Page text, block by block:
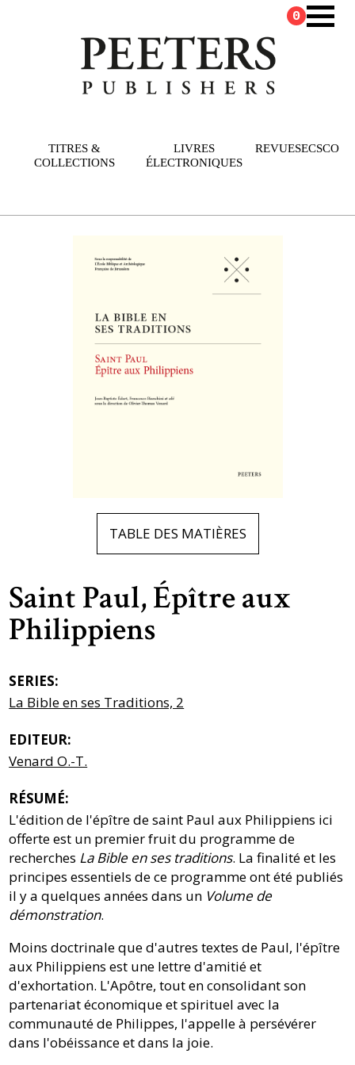
TITRES &
COLLECTIONS
LIVRES
ÉLECTRONIQUES
REVUESECSCO
0
TABLE DES MATIÈRES
Saint Paul, Épître aux
Philippiens
SERIES:
La Bible en ses Traditions, 2
EDITEUR:
Venard O.-T.
RÉSUMÉ:
L'édition de l'épître de saint Paul aux Philippiens ici
offerte est un premier fruit du programme de
recherches La Bible en ses traditions. La finalité et les
principes essentiels de ce programme ont été publiés
il y a quelques années dans un Volume de
démonstration.
Moins doctrinale que d'autres textes de Paul, l'épître
aux Philippiens est une lettre d'amitié et
d'exhortation. L'Apôtre, tout en consolidant son
partenariat économique et spirituel avec la
communauté de Philippes, l'appelle à persévérer
dans l'obéissance et dans la joie.